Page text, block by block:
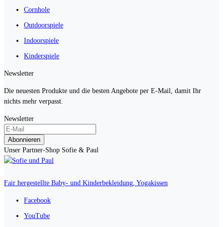
Cornhole
Outdoorspiele
Indoorspiele
Kinderspiele
Newsletter
Die neuesten Produkte und die besten Angebote per E-Mail, damit Ihr
nichts mehr verpasst.
Newsletter
Abonnieren
Unser Partner-Shop Sofie & Paul
Fair hergestellte Baby- und Kinderbekleidung, Yogakissen
Facebook
YouTube